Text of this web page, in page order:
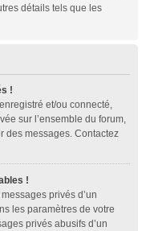
détails tels que les
!
et/ou connecté,
sur l’ensemble du forum,
des messages. Contactez
!
privés d’un
les paramètres de votre
privés abusifs d’un